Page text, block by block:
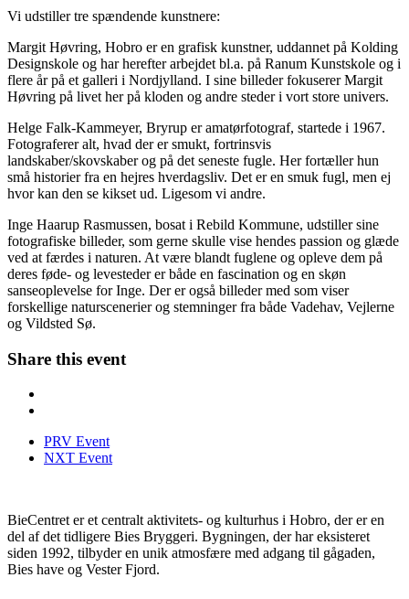
Vi udstiller tre spændende kunstnere:
Margit Høvring, Hobro er en grafisk kunstner, uddannet på Kolding
Designskole og har herefter arbejdet bl.a. på Ranum Kunstskole og i
flere år på et galleri i Nordjylland. I sine billeder fokuserer Margit
Høvring på livet her på kloden og andre steder i vort store univers.
Helge Falk-Kammeyer, Bryrup er amatørfotograf, startede i 1967.
Fotograferer alt, hvad der er smukt, fortrinsvis
landskaber/skovskaber og på det seneste fugle. Her fortæller hun
små historier fra en hejres hverdagsliv. Det er en smuk fugl, men ej
hvor kan den se kikset ud. Ligesom vi andre.
Inge Haarup Rasmussen, bosat i Rebild Kommune, udstiller sine
fotografiske billeder, som gerne skulle vise hendes passion og glæde
ved at færdes i naturen. At være blandt fuglene og opleve dem på
deres føde- og levesteder er både en fascination og en skøn
sanseoplevelse for Inge. Der er også billeder med som viser
forskellige naturscenerier og stemninger fra både Vadehav, Vejlerne
og Vildsted Sø.
Share this event
PRV Event
NXT Event
BieCentret er et centralt aktivitets- og kulturhus i Hobro, der er en
del af det tidligere Bies Bryggeri. Bygningen, der har eksisteret
siden 1992, tilbyder en unik atmosfære med adgang til gågaden,
Bies have og Vester Fjord.